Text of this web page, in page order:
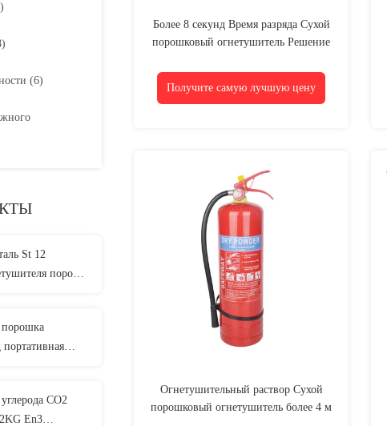
(6)
St 12
порошка
порошка
СО2
En3
Более 8 секунд Время разряда Сухой
порошковый огнетушитель Решение
Получите самую лучшую цену
Огнетушительный раствор Сухой
порошковый огнетушитель более 4 м